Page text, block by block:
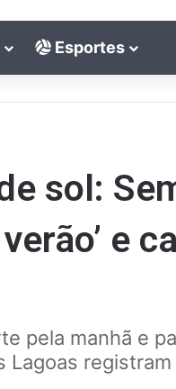
Esportes
sol:
e
pela manhã e
Lagoas registram